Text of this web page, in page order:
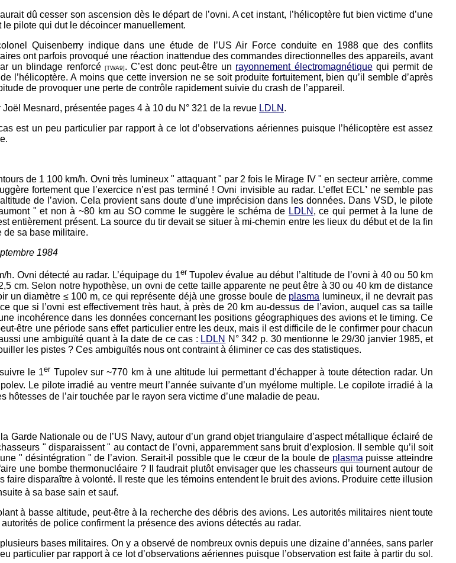
dû cesser son ascension dès le départ de l’ovni. A cet instant, l’hélicoptère fut bien victime d’une
pilote qui dut le décoincer manuellement.
Quisenberry indique dans une étude de l’US Air Force conduite en 1988 que des conflits
ont parfois provoqué une réaction inattendue des commandes directionnelles des appareils, avant
un blindage renforcé [TWA9]. C’est donc peut-être un rayonnement électromagnétiquequi permit de
l’hélicoptère. A moins que cette inversion ne se soit produite fortuitement, bien qu’il semble d’après
de provoquer une perte de contrôle rapidement suivie du crash de l’appareil.
Mesnard, présentée pages 4 à 10 du N° 321 de la revue LDLN .
est un peu particulier par rapport à ce lot d’observations aériennes puisque l’hélicoptère est assez
de 1 100 km/h. Ovni très lumineux " attaquant " par 2 fois le Mirage IV " en secteur arrière, comme
fortement que l’exercice n’est pas terminé ! Ovni invisible au radar. L’effet ECL’ne semble pas
de l’avion. Cela provient sans doute d’une imprécision dans les données. Dans VSD, le pilote
" et non à ~80 km au SO comme le suggère le schéma de LDLN , ce qui permet à la lune de
entièrement présent. La source du tir devait se situer à mi-chemin entre les lieux du début et de la fin
de sa base militaire.
1984
Ovni détecté au radar. L’équipage du 1er Tupolev évalue au début l’altitude de l’ovni à 40 ou 50 km
cm. Selon notre hypothèse, un ovni de cette taille apparente ne peut être à 30 ou 40 km de distance
un diamètre ≤ 100 m, ce qui représente déjà une grosse boule de plasma lumineux, il ne devrait pas
que si l’ovni est effectivement très haut, à près de 20 km au-dessus de l’avion, auquel cas sa taille
incohérence dans les données concernant les positions géographiques des avions et le timing. Ce
être une période sans effet particulier entre les deux, mais il est difficile de le confirmer pour chacun
une ambiguïté quant à la date de ce cas : LDLN N° 342 p. 30 mentionne le 29/30 janvier 1985, et
les pistes ? Ces ambiguïtés nous ont contraint à éliminer ce cas des statistiques.
le 1er Tupolev sur ~770 km à une altitude lui permettant d’échapper à toute détection radar. Un
Le pilote irradié au ventre meurt l’année suivante d’un myélome multiple. Le copilote irradié à la
de l’air touchée par le rayon sera victime d’une maladie de peau.
Nationale ou de l’US Navy, autour d’un grand objet triangulaire d’aspect métallique éclairé de
" disparaissent " au contact de l’ovni, apparemment sans bruit d’explosion. Il semble qu’il soit
" désintégration " de l’avion. Serait-il possible que le cœur de la boule de plasma puisse atteindre
une bombe thermonucléaire ? Il faudrait plutôt envisager que les chasseurs qui tournent autour de
faire disparaître à volonté. Il reste que les témoins entendent le bruit des avions. Produire cette illusion
à sa base sain et sauf.
à basse altitude, peut-être à la recherche des débris des avions. Les autorités militaires nient toute
de police confirment la présence des avions détectés au radar.
bases militaires. On y a observé de nombreux ovnis depuis une dizaine d’années, sans parler
particulier par rapport à ce lot d’observations aériennes puisque l’observation est faite à partir du sol.